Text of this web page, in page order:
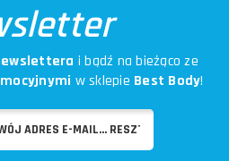
i bądź na bieżąco ze
w sklepie Best Body!